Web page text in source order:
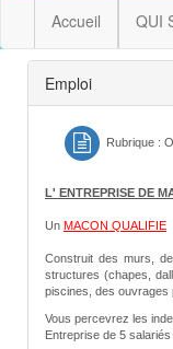
Accueil QUI
Emploi
Rubrique :
L' ENTREPRISE DE
Un MACON QUALIFIE
Construit des murs,
structures (chapes,
piscines, des ouvrages
Vous percevrez les
Entreprise de 5